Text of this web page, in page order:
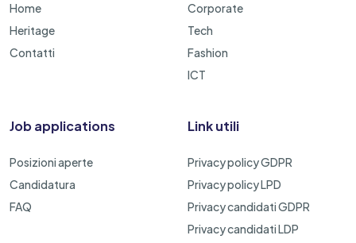
Home
Heritage
Contatti
Corporate
Tech
Fashion
ICT
Job applications
Posizioni aperte
Candidatura
FAQ
Link utili
Privacy policy GDPR
Privacy policy LPD
Privacy candidati GDPR
Privacy candidati LDP